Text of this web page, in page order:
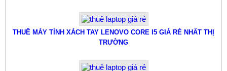
THUÊ MÁY TÍNH XÁCH TAY LENOVO CORE I5 GIÁ RẺ NHẤT THỊ
TRƯỜNG